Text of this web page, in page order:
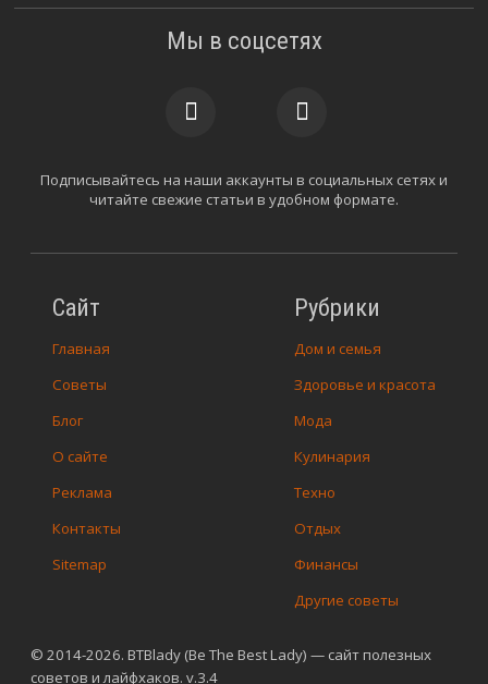
© 2014-2026. BTBlady (Be The Best Lady) — сайт полезных
советов и лайфхаков. v.3.4
Сайт
Главная
Советы
Блог
О сайте
Реклама
Контакты
Sitemap
Рубрики
Дом и семья
Здоровье и красота
Мода
Кулинария
Техно
Отдых
Финансы
Другие советы
Мы в соцсетях
Подписывайтесь на наши аккаунты в социальных сетях и
читайте свежие статьи в удобном формате.